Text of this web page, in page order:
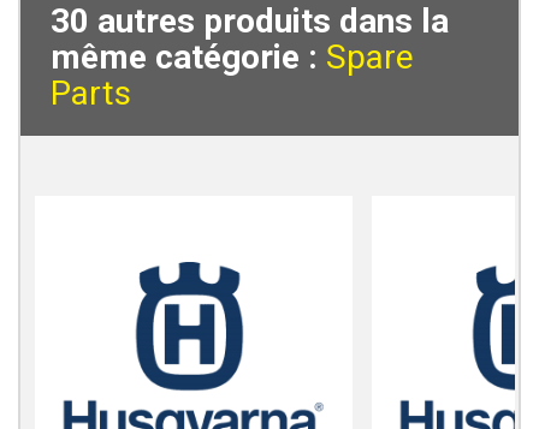
30 autres produits dans la
même catégorie : Spare
Parts